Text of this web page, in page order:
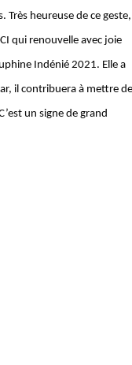
Très heureuse de ce geste,
qui renouvelle avec joie
Indénié 2021. Elle a
il contribuera à mettre de
un signe de grand